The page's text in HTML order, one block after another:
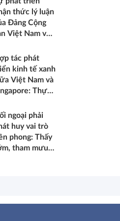
của nhân
thức lý luận
Đảng Cộng
Việt Nam về
nhân trong
kỳ đổi mới
tác phát
kinh tế xanh
Việt Nam và
Thực
khuyến nghị
sách
ngoại phải
huy vai trò
phong: Thấy
tham mưu
mở đường,